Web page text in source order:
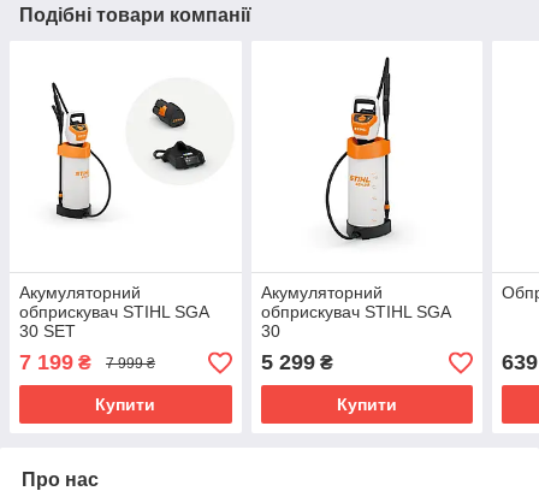
Подібні товари компанії
Акумуляторний
обприскувач STIHL SGA
30 SET
7 199 ₴ 7 999 ₴
Купити
Акумуляторний
обприскувач STIHL SGA
30
5 299₴
Купити
639
Про нас